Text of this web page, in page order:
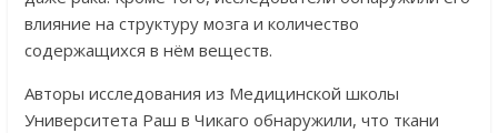
влияние на структуру мозга и количество
содержащихся в нём веществ.
Авторы исследования из Медицинской школы
Университета Раш в Чикаго обнаружили, что ткани